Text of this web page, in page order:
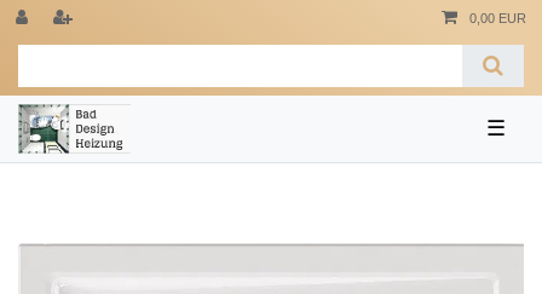
0,00 EUR
☰